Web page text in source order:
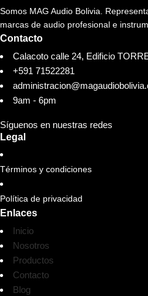
Somos MAG Audio Bolivia.
marcas de audio profesional e
Contacto
Calacoto calle 24, Edificio
+591 71522281
9am - 6pm
Síguenos en nuestras redes
Legal
Términos y condiciones
Política de privacidad
Enlaces
Inicio
Nosotros
Productos
Contacto
Blog